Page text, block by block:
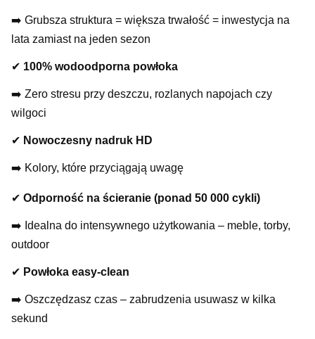
➡️ Grubsza struktura = większa trwałość = inwestycja na
lata zamiast na jeden sezon
✔ 100% wodoodporna powłoka
➡️ Zero stresu przy deszczu, rozlanych napojach czy
wilgoci
✔ Nowoczesny nadruk HD
➡️ Kolory, które przyciągają uwagę
✔ Odporność na ścieranie (ponad 50 000 cykli)
➡️ Idealna do intensywnego użytkowania – meble, torby,
outdoor
✔ Powłoka easy-clean
➡️ Oszczędzasz czas – zabrudzenia usuwasz w kilka
sekund